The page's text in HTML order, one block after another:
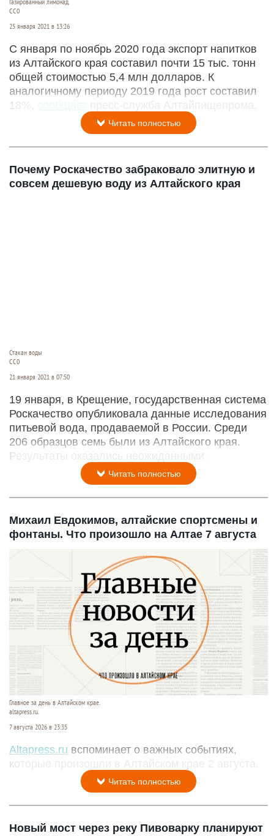
Газированный лимонад.
CC0
25 января 2021 в 13:26
С января по ноябрь 2020 года экспорт напитков
из Алтайского края составил почти 15 тыс. тонн
общей стоимостью 5,4 млн долларов. К
аналогичному периоду 2019 года рост составил
18%,
сообщает пресс-служба Алтайпищепрома.
Читать полностью
Почему Роскачество забраковало элитную и
совсем дешевую воду из Алтайского края
Стакан воды
СС0
21 января 2021 в 07:50
19 января, в Крещение, государственная система
Роскачество опубликовала данные исследования
питьевой вода, продаваемой в России. Среди
206 образцов семь были из Алтайского края.
Результаты оказались неожиданными.
Читать полностью
Михаил Евдокимов, алтайские спортсмены и
фонтаны. Что произошло на Алтае 7 августа
Главное за день в Алтайском крае.
altapress.ru.
7 августа 2026 в 23:35
Altapress.ru вспоминает о важных событиях,
которые произошли в Алтайском крае 2 августа.
Читать полностью
Новый мост через реку Пивоварку планируют